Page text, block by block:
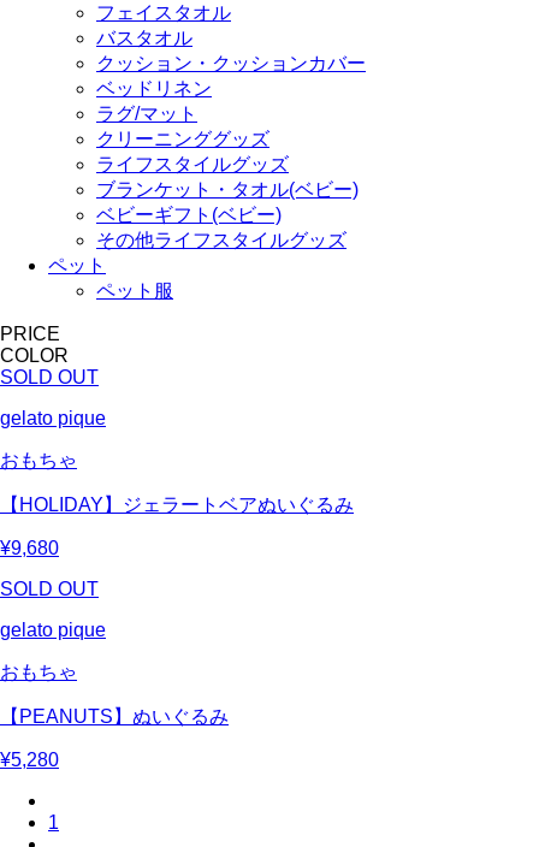
フェイスタオル
バスタオル
クッション・クッションカバー
ベッドリネン
ラグ/マット
クリーニンググッズ
ライフスタイルグッズ
ブランケット・タオル(ベビー)
ベビーギフト(ベビー)
その他ライフスタイルグッズ
ペット
ペット服
PRICE
COLOR
SOLD OUT
gelato pique
おもちゃ
【HOLIDAY】ジェラートベアぬいぐるみ
¥9,680
SOLD OUT
gelato pique
おもちゃ
【PEANUTS】ぬいぐるみ
¥5,280
1